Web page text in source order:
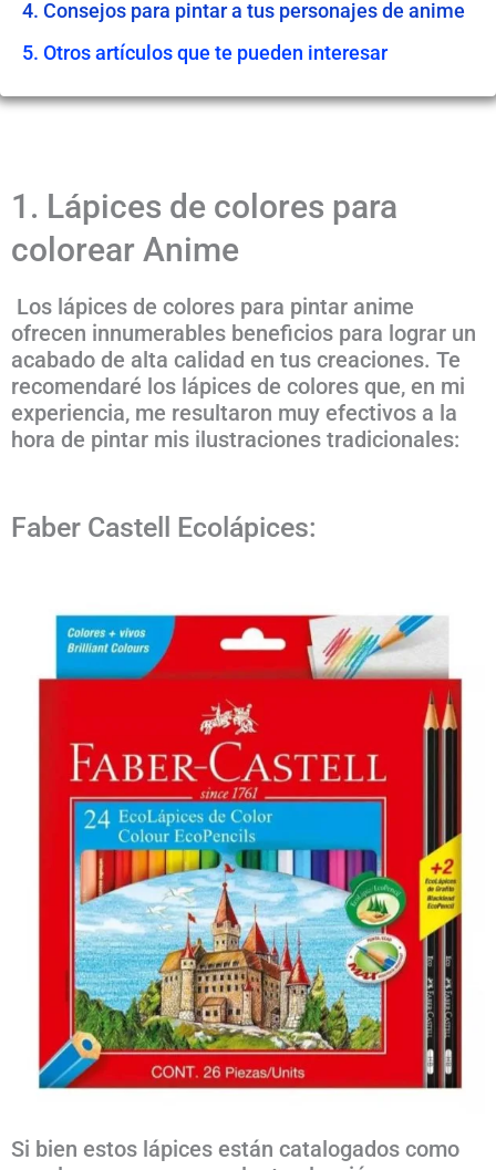
4. Consejos para pintar a tus personajes de anime
5. Otros artículos que te pueden interesar
1. Lápices de colores para
colorear Anime
Los lápices de colores para pintar anime
ofrecen innumerables beneficios para lograr un
acabado de alta calidad en tus creaciones. Te
recomendaré los lápices de colores que, en mi
experiencia, me resultaron muy efectivos a la
hora de pintar mis ilustraciones tradicionales:
Faber Castell Ecolápices:
Si bien estos lápices están catalogados como